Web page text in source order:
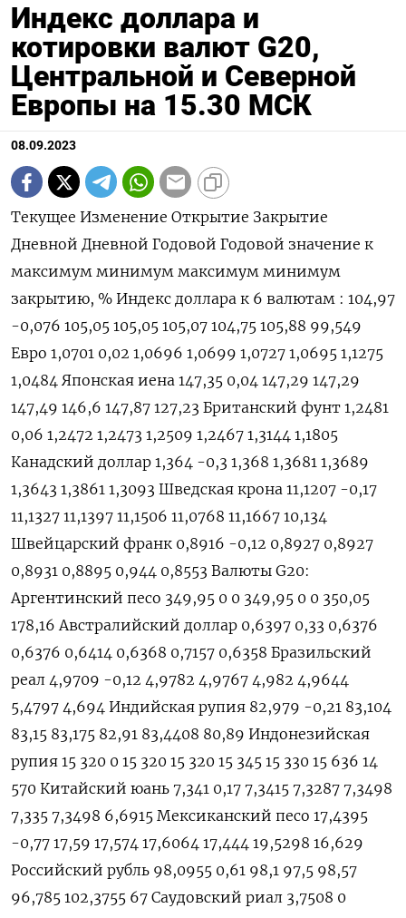
Индекс доллара и
котировки валют G20,
Центральной и Северной
Европы на 15.30 МСК
08.09.2023
Текущее Изменение Открытие Закрытие
Дневной Дневной Годовой Годовой значение к
максимум минимум максимум минимум
закрытию, % Индекс доллара к 6 валютам : 104,97
-0,076 105,05 105,05 105,07 104,75 105,88 99,549
Евро 1,0701 0,02 1,0696 1,0699 1,0727 1,0695 1,1275
1,0484 Японская иена 147,35 0,04 147,29 147,29
147,49 146,6 147,87 127,23 Британский фунт 1,2481
0,06 1,2472 1,2473 1,2509 1,2467 1,3144 1,1805
Канадский доллар 1,364 -0,3 1,368 1,3681 1,3689
1,3643 1,3861 1,3093 Шведская крона 11,1207 -0,17
11,1327 11,1397 11,1506 11,0768 11,1667 10,134
Швейцарский франк 0,8916 -0,12 0,8927 0,8927
0,8931 0,8895 0,944 0,8553 Валюты G20:
Аргентинский песо 349,95 0 0 349,95 0 0 350,05
178,16 Австралийский доллар 0,6397 0,33 0,6376
0,6376 0,6414 0,6368 0,7157 0,6358 Бразильский
реал 4,9709 -0,12 4,9782 4,9767 4,982 4,9644
5,4797 4,694 Индийская рупия 82,979 -0,21 83,104
83,15 83,175 82,91 83,4408 80,89 Индонезийская
рупия 15 320 0 15 320 15 320 15 345 15 330 15 636 14
570 Китайский юань 7,341 0,17 7,3415 7,3287 7,3498
7,335 7,3498 6,6915 Мексиканский песо 17,4395
-0,77 17,59 17,574 17,6064 17,444 19,5298 16,629
Российский рубль 98,0955 0,61 98,1 97,5 98,57
96,785 102,3755 67 Саудовский риал 3,7508 0